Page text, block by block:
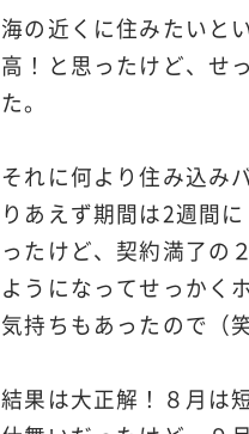
海の近くに住みたいと
高！と思ったけど、せ
た。
それに何より住み込み
りあえず期間は2週間
ったけど、契約満了の
ようになってせっかく
気持ちもあったので（
結果は大正解！８月は